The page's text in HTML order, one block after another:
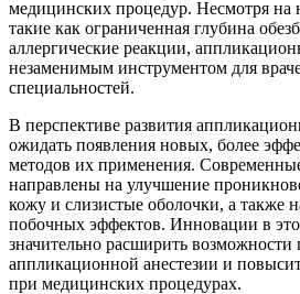
медицинских процедур. Несмотря на
такие как ограниченная глубина
аллергические реакции,
незаменимым инструментом для
специальностей.
В перспективе развития
ожидать появления новых, более
методов их применения.
направлены на улучшение
кожу и слизистые оболочки, а также
побочных эффектов. Инновации в
значительно расширить
аппликационной анестезии и
при медицинских процедурах.